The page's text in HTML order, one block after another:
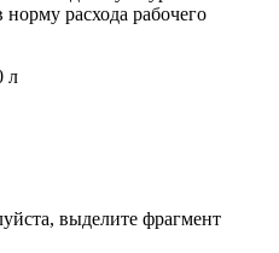
расхода рабочего
л
выделите фрагмент